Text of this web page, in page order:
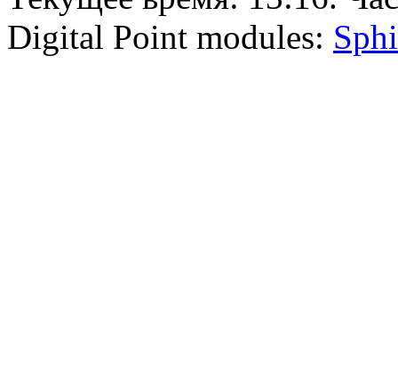
Digital Point modules: